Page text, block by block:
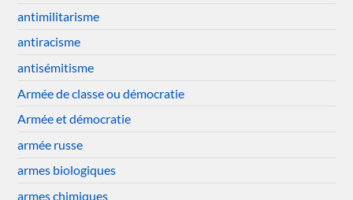
antimilitarisme
antiracisme
antisémitisme
Armée de classe ou démocratie
Armée et démocratie
armée russe
armes biologiques
armes chimiques